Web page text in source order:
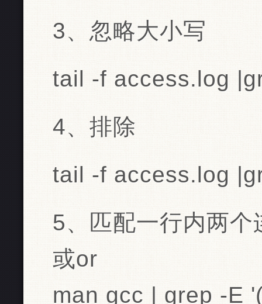
3、忽略大小写
tail -f access.log
4、排除
tail -f access.log
5、匹配一行内两
或or
man gcc | grep -E